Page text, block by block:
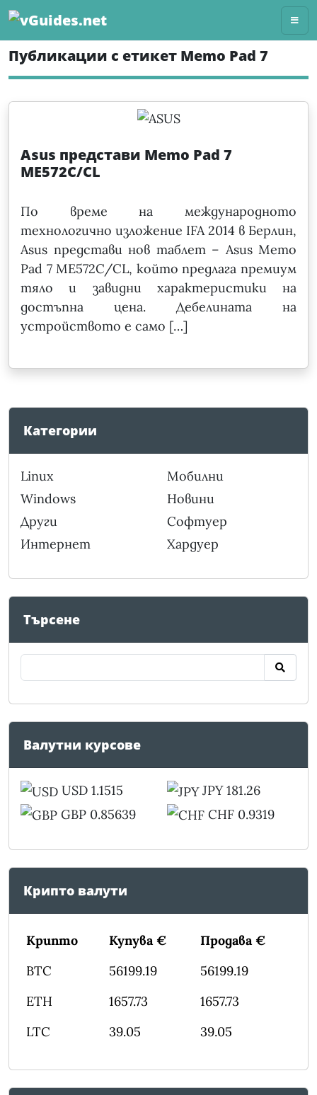
Skip
content
Публикации с етикет Memo Pad 7
Asus представи Memo Pad 7
ME572C/CL
По време на международното
технологично изложение IFA 2014 в Берлин,
Asus представи нов таблет – Asus Memo
Pad 7 ME572C/CL, който предлага премиум
тяло и завидни характеристики на
достъпна цена. Дебелината на
устройството е само […]
Категории
Linux
Windows
Други
Интернет
Мобилни
Новини
Софтуер
Хардуер
Търсене
Валутни курсове
USD 1.1515
GBP 0.85639
JPY 181.26
CHF 0.9319
Крипто валути
Крипто Купува €
Продава €
BTC
56199.19
56199.19
ETH
1657.73
1657.73
LTC
39.05 39.05